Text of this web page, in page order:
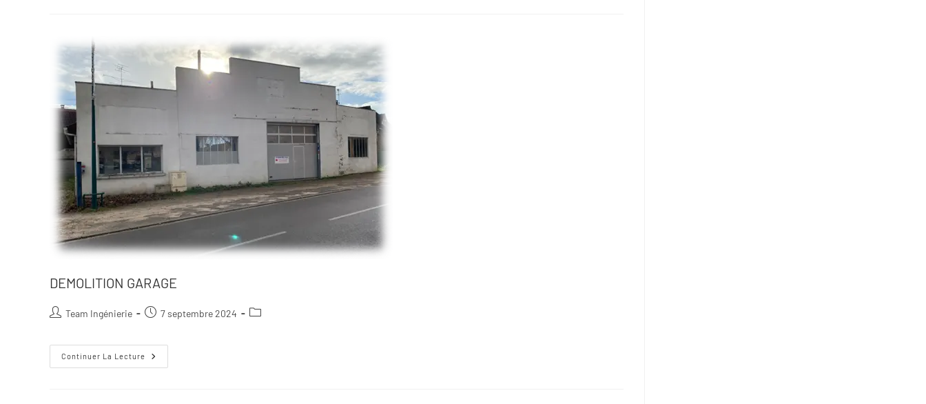
DEMOLITION GARAGE
Team Ingénierie 7 septembre 2024
Continuer La Lecture